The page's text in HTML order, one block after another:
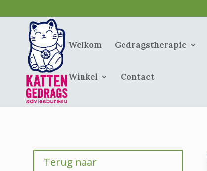
Welkom Gedragstherapie
Winkel Contact
Terug naar